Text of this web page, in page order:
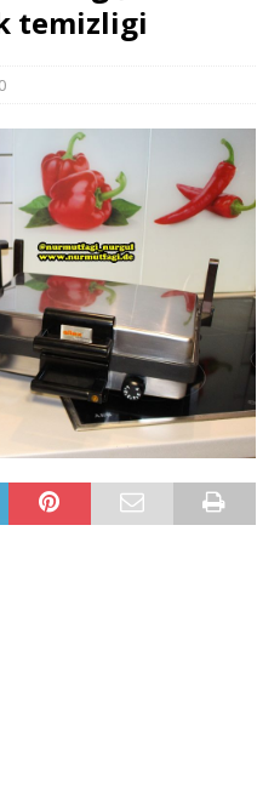
temizligi
0